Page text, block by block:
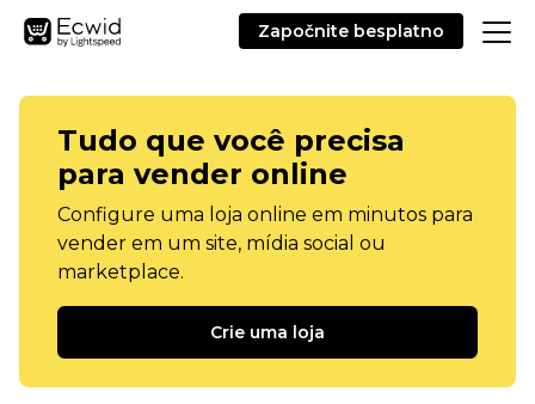
Započnite besplatno
Tudo que você precisa
para vender online
Configure uma loja online em minutos para
vender em um site, mídia social ou
marketplace.
Crie uma loja